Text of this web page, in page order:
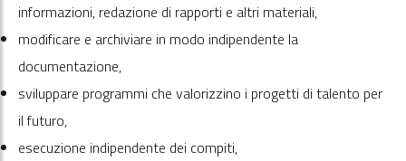
informazioni, redazione di rapporti e altri materiali,
modificare e archiviare in modo indipendente la
documentazione,
sviluppare programmi che valorizzino i progetti di talento per
il futuro,
esecuzione indipendente dei compiti,